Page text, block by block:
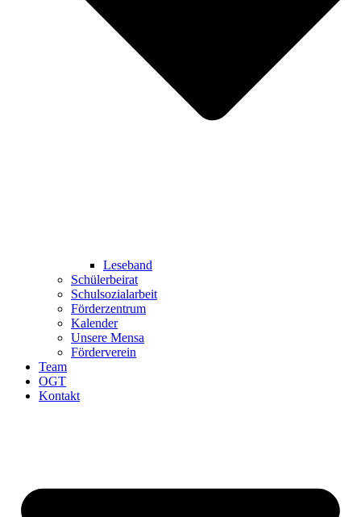
Leseband
Schülerbeirat
Schulsozialarbeit
Förderzentrum
Kalender
Unsere Mensa
Förderverein
Team
OGT
Kontakt